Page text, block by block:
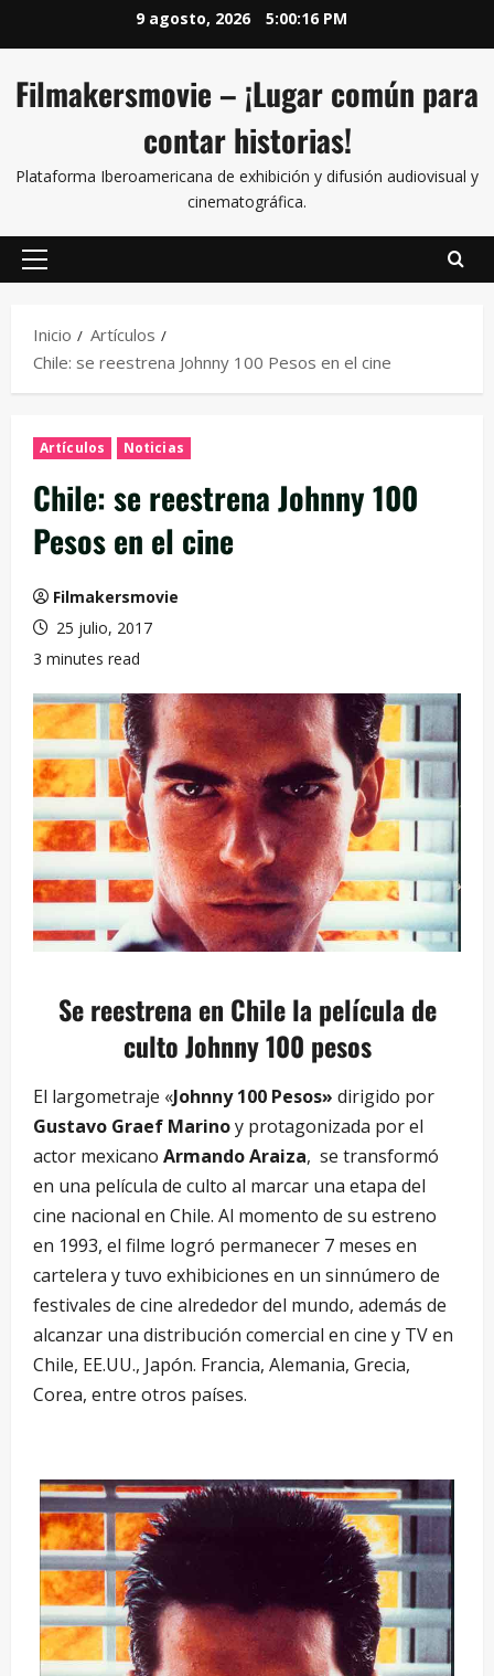
9 agosto, 2026 5:00:17 PM
Filmakersmovie – ¡Lugar común para
contar historias!
Plataforma Iberoamericana de exhibición y difusión audiovisual y
cinematográfica.
Inicio
Artículos
Chile: se reestrena Johnny 100 Pesos en el cine
Artículos Noticias
Chile: se reestrena Johnny 100
Pesos en el cine
Filmakersmovie
25 julio, 2017
3 minutes read
Se reestrena en Chile la película de
culto Johnny 100 pesos
El largometraje «Johnny 100 Pesos» dirigido por
Gustavo Graef Marinoy protagonizada por el
actor mexicano Armando Araiza, se transformó
en una película de culto al marcar una etapa del
cine nacional en Chile. Al momento de su estreno
en 1993, el filme logró permanecer 7 meses en
cartelera y tuvo exhibiciones en un sinnúmero de
festivales de cine alrededor del mundo, además de
alcanzar una distribución comercial en cine y TV en
Chile, EE.UU., Japón. Francia, Alemania, Grecia,
Corea, entre otros países.